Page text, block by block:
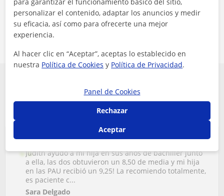
Es el tiempo medio de respuesta a las
solicitudes
Conoce que opinan algunos de los alumnos
de Arte en Tarragona
Judith ayudó a mi hija en sus años de bachiller junto
a ella, las dos obtuvieron un 8,50 de media y mi hija
en las PAU recibió un 9,25! La recomiendo totalmente,
es paciente c...
Sara Delgado
personalizar el contenido, adaptar los anuncios y medir
su eficacia, así como para ofrecerte una mejor
experiencia.
Al hacer clic en “Aceptar”, aceptas lo establecido en
nuestra Política de Cookies y Política de Privacidad.
Panel de Cookies
Rechazar
Aceptar